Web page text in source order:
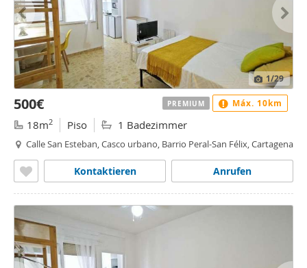
1/29
500€
18m2 Piso 1 Badezimmer
Calle San Esteban, Casco urbano, Barrio Peral-San Félix, Cartagena
Anrufen
Kontaktieren
PREMIUM Máx. 10km